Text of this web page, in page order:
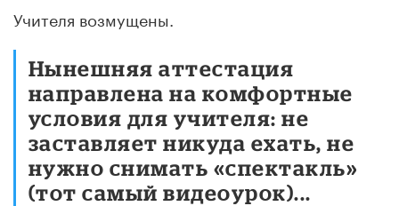
Учителя возмущены.
Нынешняя аттестация
направлена на комфортные
условия для учителя: не
заставляет никуда ехать, не
нужно снимать «спектакль»
(тот самый видеоурок)...